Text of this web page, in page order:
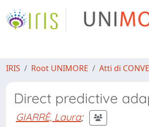
IRIS Root UNIMORE Atti di
Direct predictive
GIARRÈ, Laura;